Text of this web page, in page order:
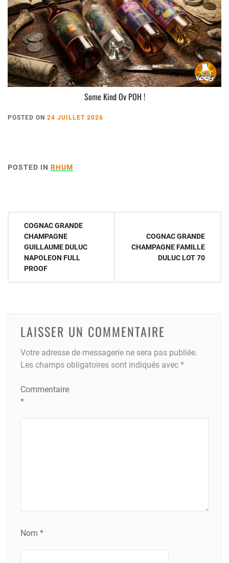
Some Kind Ov POH !
POSTED ON 24 JUILLET 2026
POSTED IN RHUM
Navigation
l’article
COGNAC GRANDE
CHAMPAGNE
GUILLAUME DULUC
NAPOLEON FULL
PROOF
COGNAC GRANDE
CHAMPAGNE FAMILLE
DULUC LOT 70
LAISSER UN COMMENTAIRE
Votre adresse de messagerie ne sera pas publiée.
Les champs obligatoires sont indiqués avec *
Commentaire
*
Nom *